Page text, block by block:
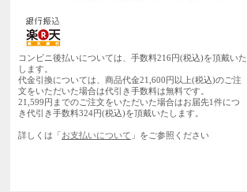
コンビニ後払いについては、手数料216円(税込)を頂戴いた
します。
代金引換については、商品代金21,600円以上(税込)のご注
文をいただいた場合は代引き手数料は無料です。
21,599円までのご注文をいただいた場合はお届先1件につ
き代引き手数料324円(税込)を頂戴いたします。
詳しくは「お支払いについて 」をご参照ください